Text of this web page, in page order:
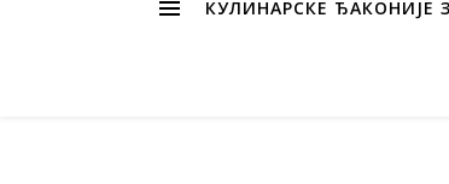
КУЛИНАРСКЕ ЂАКОНИЈЕ